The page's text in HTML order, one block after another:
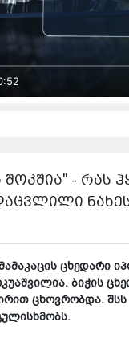
- რას
ცხე­და­რი
ბი­ჭის
ცხოვ­რობ­და.